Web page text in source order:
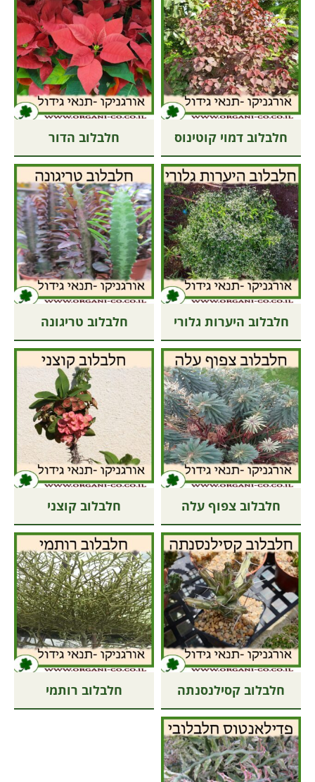
חלבלוב דמוי קוטינוס חלבלוב הדור
חלבלוב היערות גלורי חלבלוב טריגונה
חלבלוב צפוף עלה חלבלוב קוצני
חלבלוב קסילנסנתה חלבלוב רותמי